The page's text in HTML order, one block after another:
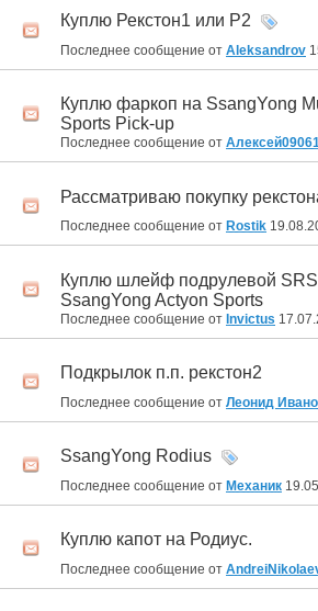
Куплю Рекстон1 или Р2
Последнее сообщение от Aleksandrov
Куплю фаркоп на SsangYong
Sports Pick-up
Последнее сообщение от
Рассматриваю покупку
Последнее сообщение от Rostik
Куплю шлейф подрулевой SRS
SsangYong Actyon Sports
Последнее сообщение от Invictus
Подкрылок п.п. рекстон2
Последнее сообщение от Леонид
SsangYong Rodius
Последнее сообщение от Механик
Куплю капот на Родиус.
Последнее сообщение от